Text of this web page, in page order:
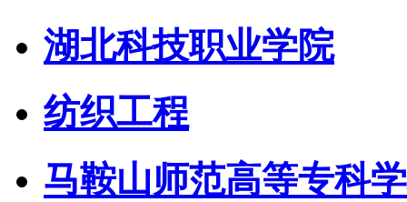
湖北科技职业学院
纺织工程
马鞍山师范高等专科